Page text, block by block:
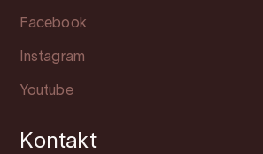
Facebook
Instagram
Youtube
Kontakt